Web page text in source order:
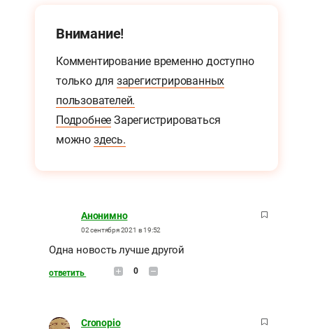
Внимание!
Комментирование временно доступно
только для зарегистрированных
пользователей.
Подробнее Зарегистрироваться
можно здесь.
Анонимно
02 сентября 2021 в 19:52
Одна новость лучше другой
ответить 0
Cronopio